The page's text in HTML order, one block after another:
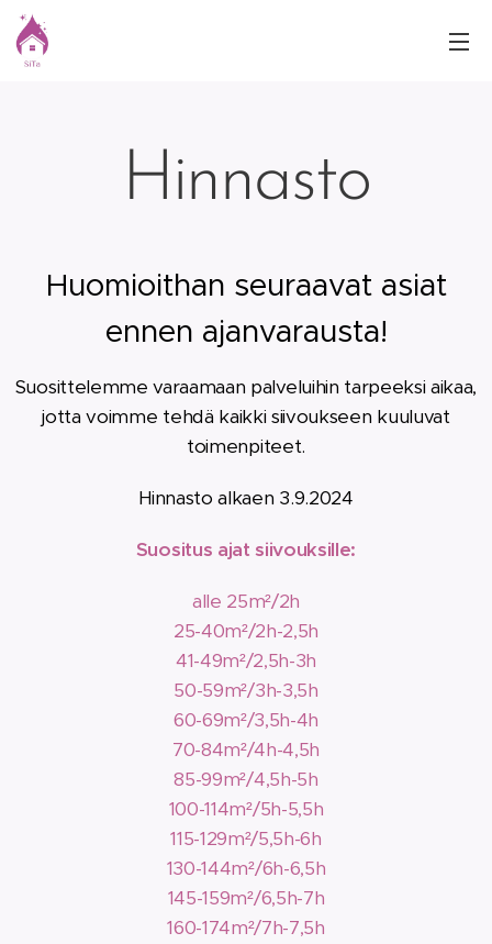
Hinnasto
Huomioithan seuraavat asiat
ennen ajanvarausta!
Suosittelemme varaamaan palveluihin tarpeeksi aikaa,
jotta voimme tehdä kaikki siivoukseen kuuluvat
toimenpiteet.
Hinnasto alkaen 3.9.2024
Suositus ajat siivouksille:
alle 25m²/2h
25-40m²/2h-2,5h
41-49m²/2,5h-3h
50-59m²/3h-3,5h
60-69m²/3,5h-4h
70-84m²/4h-4,5h
85-99m²/4,5h-5h
100-114m²/5h-5,5h
115-129m²/5,5h-6h
130-144m²/6h-6,5h
145-159m²/6,5h-7h
160-174m²/7h-7,5h